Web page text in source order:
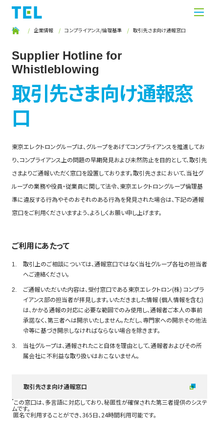
企業情報 コンプライアンス/倫理基準 取引先さま向け通報窓口
Supplier Hotline for
Whistleblowing
取引先さま向け通報窓
口
東京エレクトロングループは、グループをあげてコンプライアンスを推進してお
り、コンプライアンス上の問題の早期発見および未然防止を目的として、取引先
さまよりご通報いただく窓口を設置しております。取引先さまにおいて、当社グ
ループの業務や役員・従業員に関して法令、東京エレクトロングループ倫理基
準に違反する行為やそのおそれのある行為を発見された場合は、下記の通報
窓口をご利用くださいますよう、よろしくお願い申し上げます。
ご利用にあたって
取引上のご相談については、通報窓口ではなく当社グループ各社の担当者
へご連絡ください。
ご通報いただいた内容は、受付窓口である東京エレクトロン(株) コンプラ
イアンス部の担当者が拝見します。いただきました情報 (個人情報を含む)
は、かかる通報の対応に必要な範囲でのみ使用し、通報者ご本人の事前
承諾なく、第三者へは開示いたしません。ただし、専門家への開示その他法
令等に基づき開示しなければならない場合を除きます。
当社グループは、通報されたこと自体を理由として、通報者およびその所
属会社に不利益な取り扱いはおこないません。
取引先さま向け通報窓口
*この窓口は、多言語に対応しており、秘匿性が確保された第三者提供のシステ
ムです。
匿名で利用することができ、365日、24時間利用可能です。